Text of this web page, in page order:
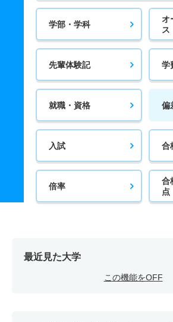
学部・学科
オ
ス
先輩体験記 学
就職・資格 偏
入試 合
倍率
合
点
最近見た大学
この機能をOFF